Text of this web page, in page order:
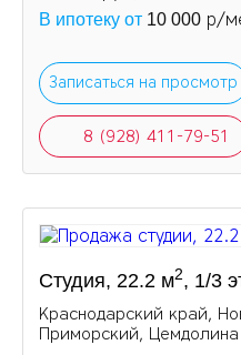
В ипотеку от 10 000 р/
Записаться на просмотр
8 (928) 411-79-51
Студия, 22.2 м2, 1/3
Краснодарский край,
Приморский, Цемдолина